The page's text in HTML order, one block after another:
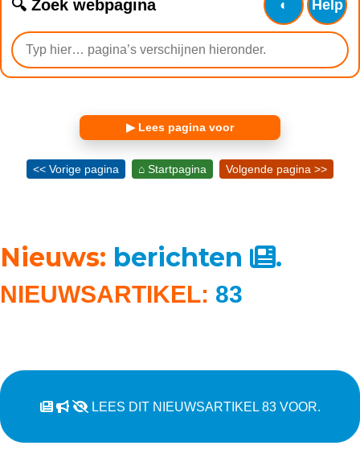
🔍 Zoek webpagina ◐ Help
▶ Lees pagina voor
<< Vorige pagina ⌂ Startpagina Volgende pagina >>
Nieuws: berichten .
NIEUWSARTIKEL: 83
LEES DIT NIEUWSARTIKEL 83 VOOR.